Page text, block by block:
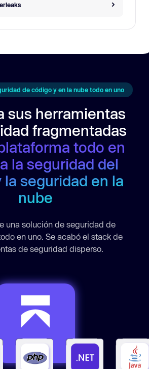
de código y en la nube todo en uno
sus herramientas
fragmentadas
todo en
la seguridad del
la seguridad en la
nube
una solución de seguridad de
en uno. Se acabó el stack de
de seguridad disperso.